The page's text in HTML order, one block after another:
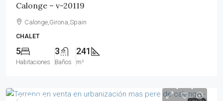
Calonge – v-20119
Calonge,Girona,Spain
CHALET
5
Habitaciones
3
Baños
241
m²
90,000€